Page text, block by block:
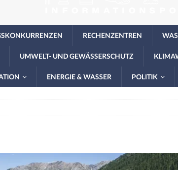
RECHENZENTREN
UMWELT- UND GEWÄSSERSCHUTZ
ENERGIE & WASSER POLITIK